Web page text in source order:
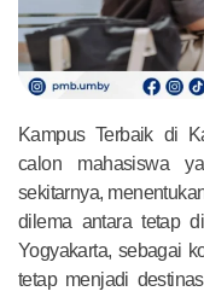
Kampus Terbaik di
calon mahasiswa
sekitarnya,
dilema antara tetap
Yogyakarta, sebagai
tetap menjadi